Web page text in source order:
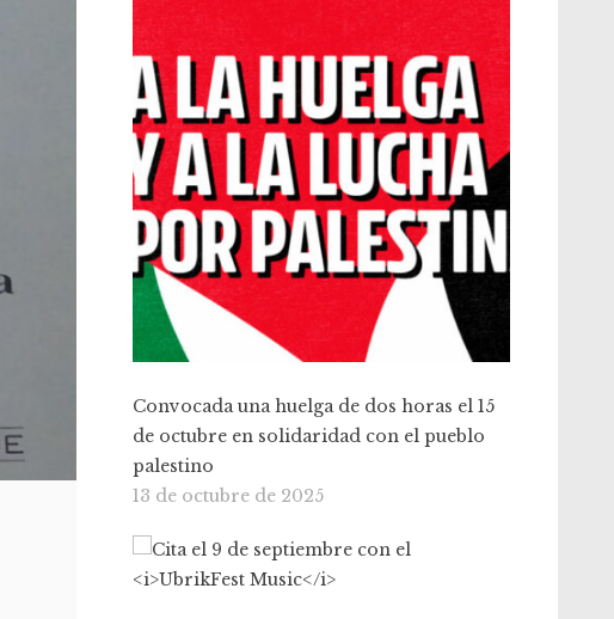
Convocada una huelga de dos horas el 15
de octubre en solidaridad con el pueblo
palestino
13 de octubre de 2025